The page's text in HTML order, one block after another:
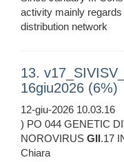
activity mainly
distribution network
13.
16giu2026 (6%)
12-giu-2026 10.03.16
) PO 044 GENETIC
NOROVIRUS GII.17
Chiara